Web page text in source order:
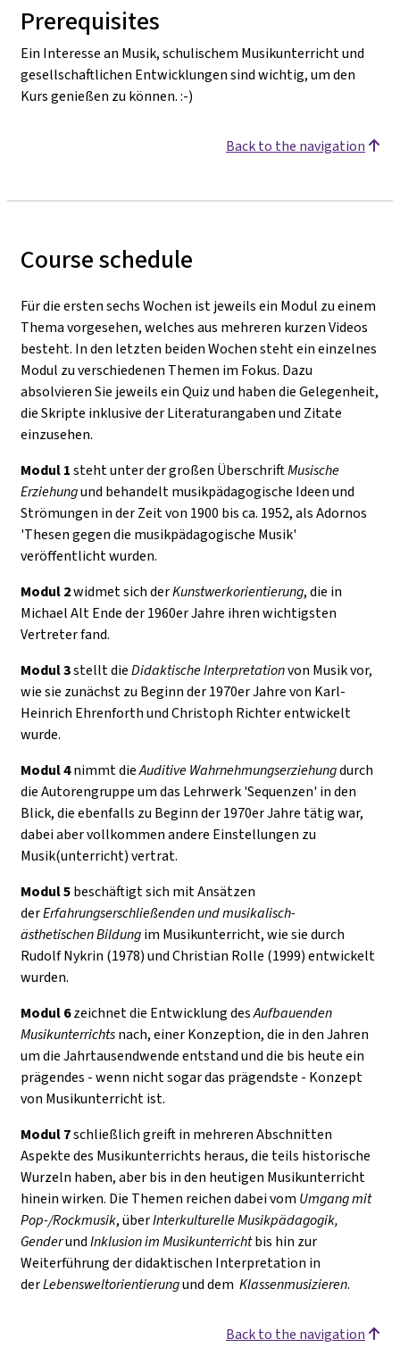
Prerequisites
Ein Interesse an Musik, schulischem Musikunterricht und
gesellschaftlichen Entwicklungen sind wichtig, um den
Kurs genießen zu können. :-)
Back to the navigation
Course schedule
Für die ersten sechs Wochen ist jeweils ein Modul zu einem
Thema vorgesehen, welches aus mehreren kurzen Videos
besteht. In den letzten beiden Wochen steht ein einzelnes
Modul zu verschiedenen Themen im Fokus. Dazu
absolvieren Sie jeweils ein Quiz und haben die Gelegenheit,
die Skripte inklusive der Literaturangaben und Zitate
einzusehen.
Modul 1steht unter der großen ÜberschriftMusische
Erziehungund behandelt musikpädagogische Ideen und
Strömungen in der Zeit von 1900 bis ca. 1952, als Adornos
'Thesen gegen die musikpädagogische Musik'
veröffentlicht wurden.
Modul 2widmet sich derKunstwerkorientierung, die in
Michael Alt Ende der 1960er Jahre ihren wichtigsten
Vertreter fand.
Modul 3stellt dieDidaktische Interpretationvon Musik vor,
wie sie zunächst zu Beginn der 1970er Jahre von Karl-
Heinrich Ehrenforth und Christoph Richter entwickelt
wurde.
Modul 4nimmt dieAuditive Wahrnehmungserziehungdurch
die Autorengruppe um das Lehrwerk 'Sequenzen' in den
Blick, die ebenfalls zu Beginn der 1970er Jahre tätig war,
dabei aber vollkommen andere Einstellungen zu
Musik(unterricht) vertrat.
Modul 5beschäftigt sich mit Ansätzen
derErfahrungserschließenden und musikalisch-
ästhetischen Bildungim Musikunterricht, wie sie durch
Rudolf Nykrin (1978) und Christian Rolle (1999) entwickelt
wurden.
Modul 6zeichnet die Entwicklung desAufbauenden
Musikunterrichtsnach, einer Konzeption, die in den Jahren
um die Jahrtausendwende entstand und die bis heute ein
prägendes - wenn nicht sogar das prägendste - Konzept
von Musikunterricht ist.
Modul 7schließlich greift in mehreren Abschnitten
Aspekte des Musikunterrichts heraus, die teils historische
Wurzeln haben, aber bis in den heutigen Musikunterricht
hinein wirken. Die Themen reichen dabei vom Umgang mit
Pop-/Rockmusik, überInterkulturelle Musikpädagogik,
GenderundInklusionim Musikunterrichtbis hin zur
Weiterführung der didaktischen Interpretation in
derLebensweltorientierungund dem Klassenmusizieren.
Back to the navigation